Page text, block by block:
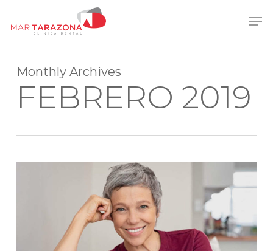
Monthly Archives
FEBRERO 2019